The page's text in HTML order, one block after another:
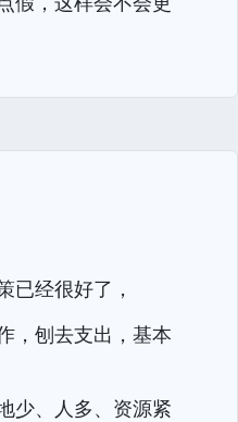
已经很好了，
，刨去支出，基本
少、人多、资源紧